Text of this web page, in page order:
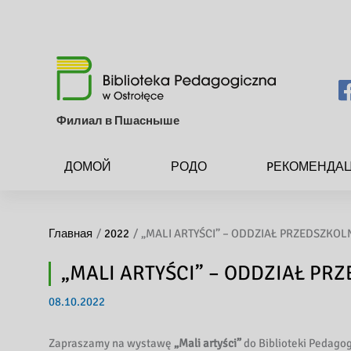
Филиал в Пшасныше
ДОМОЙ РОДО
Главная 2022 „MALI ARTYŚCI” – ODDZIAŁ
„MALI ARTYŚCI” – ODDZIAŁ
08.10.2022
Zapraszamy na wystawę „Mali artyści”do Biblioteki